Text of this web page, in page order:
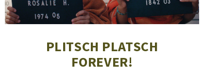
PLITSCH PLATSCH
FOREVER!